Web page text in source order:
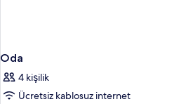
Oda
4 kişilik
Ücretsiz kablosuz internet